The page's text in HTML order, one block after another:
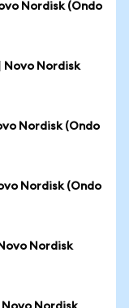
Nordisk (Ondo
Novo Nordisk
Nordisk (Ondo
Nordisk (Ondo
Nordisk